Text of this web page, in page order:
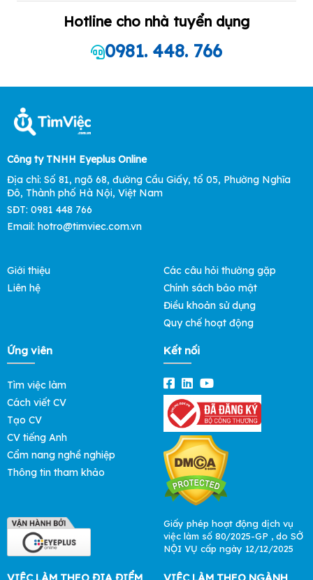
Hotline cho nhà tuyển dụng
0981. 448. 766
Công ty TNHH Eyeplus Online
Địa chỉ: Số 81, ngõ 68, đường Cầu Giấy, tổ 05, Phường Nghĩa
Đô, Thành phố Hà Nội, Việt Nam
SĐT: 0981 448 766
Email: hotro@timviec.com.vn
Giới thiệu
Liên hệ
Các câu hỏi thường gặp
Chính sách bảo mật
Điều khoản sử dụng
Quy chế hoạt động
Ứng viên
Tìm việc làm
Cách viết CV
Tạo CV
CV tiếng Anh
Cẩm nang nghề nghiệp
Thông tin tham khảo
Kết nối
Giấy phép hoạt động dịch vụ
việc làm số 80/2025-GP , do SỞ
NỘI VỤ cấp ngày 12/12/2025